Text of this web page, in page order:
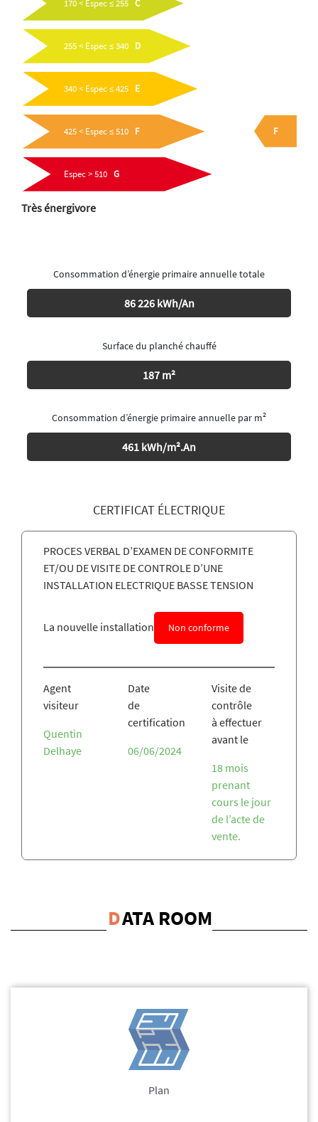
170 < Espec ≤ 255 C
255 < Espec ≤ 340 D
340 < Espec ≤ 425 E
425 < Espec ≤ 510 F F
Espec > 510 G
Très énergivore
Consommation d’énergie primaire annuelle totale
86 226 kWh/An
Surface du planché chauffé
187 m²
Consommation d’énergie primaire annuelle par m²
461 kWh/m².An
CERTIFICAT ÉLECTRIQUE
PROCES VERBAL D’EXAMEN DE CONFORMITE
ET/OU DE VISITE DE CONTROLE D’UNE
INSTALLATION ELECTRIQUE BASSE TENSION
La nouvelle installation Non conforme
Agent
visiteur
Quentin
Delhaye
Date
de
certification
06/06/2024
Visite de
contrôle
à effectuer
avant le
18 mois
prenant
cours le jour
de l’acte de
vente.
DATA ROOM
Plan